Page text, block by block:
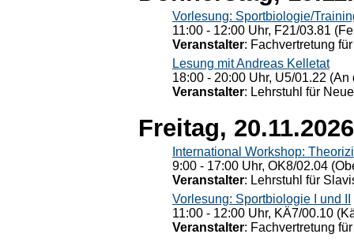
Vorlesung: Sportbiologie/
11:00 - 12:00 Uhr, F21/03.81
Veranstalter: Fachvertretung
Lesung mit Andreas Kelletat
18:00 - 20:00 Uhr, U5/01.22
Veranstalter: Lehrstuhl für
Freitag, 20.11.2026
International Workshop:
9:00 - 17:00 Uhr, OK8/02.04
Veranstalter: Lehrstuhl für
Vorlesung: Sportbiologie I und II
11:00 - 12:00 Uhr, KÄ7/00.10
Veranstalter: Fachvertretung